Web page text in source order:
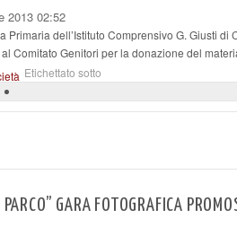
2013 02:52
Primaria dell’Istituto Comprensivo G. Giusti
Comitato Genitori per la donazione del
Etichettato sotto
GARA FOTOGRAFICA